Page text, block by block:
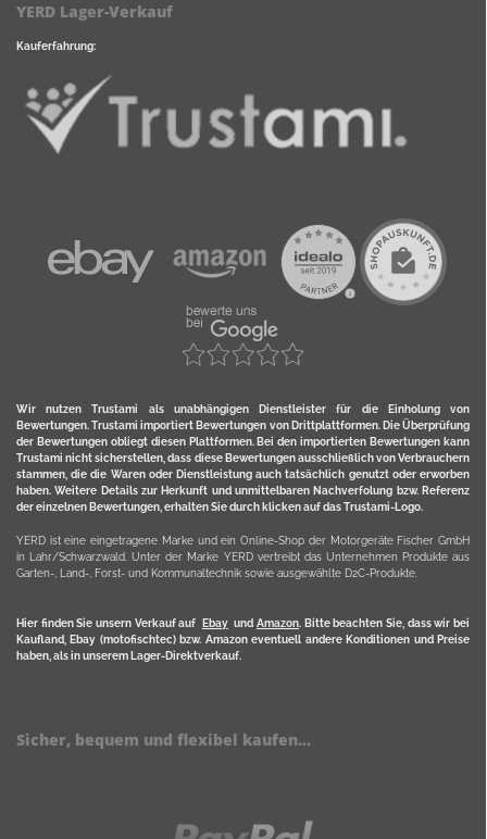
YERD Lager-Verkauf
Kauferfahrung:
Wir nutzen Trustami als unabhängigen Dienstleister für die Einholung von
Bewertungen. Trustami importiert Bewertungen von Drittplattformen. Die Überprüfung
der Bewertungen obliegt diesen Plattformen. Bei den importierten Bewertungen kann
Trustami nicht sicherstellen, dass diese Bewertungen ausschließlich von Verbrauchern
stammen, die die Waren oder Dienstleistung auch tatsächlich genutzt oder erworben
haben. Weitere Details zur Herkunft und unmittelbaren Nachverfolung bzw. Referenz
der einzelnen Bewertungen, erhalten Sie durch klicken auf das Trustami-Logo.
YERD ist eine eingetragene Marke und ein Online-Shop der Motorgeräte Fischer GmbH
in Lahr/Schwarzwald. Unter der Marke YERD vertreibt das Unternehmen Produkte aus
Garten-, Land-, Forst- und Kommunaltechnik sowie ausgewählte D2C-Produkte.
Hier finden Sie unsern Verkauf auf Ebayund Amazon. Bitte beachten Sie, dass wir bei
Kaufland, Ebay (motofischtec) bzw. Amazon eventuell andere Konditionen und Preise
haben, als in unserem Lager-Direktverkauf.
Sicher, bequem und flexibel kaufen...